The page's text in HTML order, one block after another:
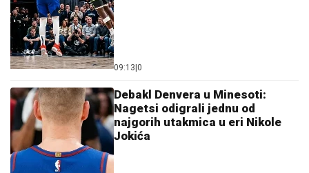
09:13 0
Debakl Denvera u Minesoti:
Nagetsi odigrali jednu od
najgorih utakmica u eri Nikole
Jokića